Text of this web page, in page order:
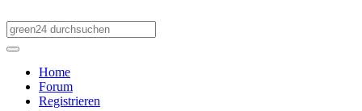
Home
Forum
Registrieren